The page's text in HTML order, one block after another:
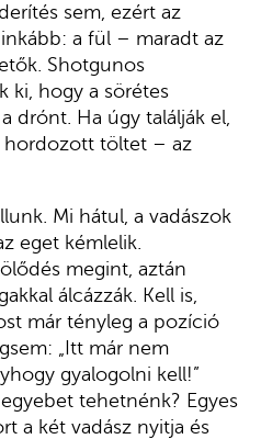
sem, ezért az
a fül – maradt az
Shotgunos
ki, hogy a sörétes
drónt. Ha úgy találják el,
hordozott töltet – az
Mi hátul, a vadászok
eget kémlelik.
megint, aztán
álcázzák. Kell is,
már tényleg a pozíció
„Itt már nem
gyalogolni kell!”
tehetnénk? Egyes
a két vadász nyitja és